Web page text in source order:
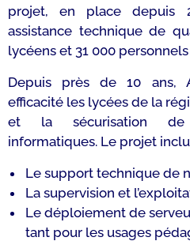
projet, en place depuis
assistance technique de
lycéens et 31 000
Depuis près de 10 ans,
efficacité les lycées de la
et la sécurisation de
informatiques. Le projet
Le support technique de
La supervision et
Le déploiement de
tant pour les usages